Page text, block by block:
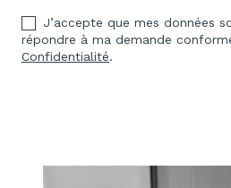
J’accepte que mes données
répondre à ma demande
Confidentialité.